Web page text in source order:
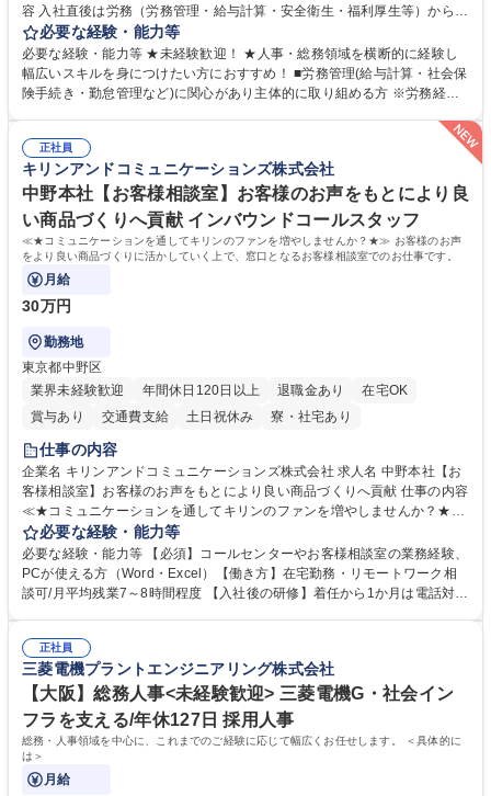
容 入社直後は労務（労務管理・給与計算・安全衛生・福利厚生等）からお
任せいたします。将来は総務・採用・教育業務へ守備範囲を広げ、組織運
営を支えるゼネラリストをめざせます。 ・初期業務：労働時間管理、給与
計算、社会保険対応、福利厚生管理、安全衛生、健康経営推進等をお任せ
します。ご経験に応じて、休職者管理など、幅広く経験を積んでいただき
★メンバーがマンツーマンで丁寧に教えるため、ご経験が浅くても安心！
幅広く経験を積みたい意欲がある方に最適な環境です。 募集職種 【総
務・人事】未経験歓迎/日立グループ/組織運営を支えるゼネラリストを目
指す
必要な経験・能力等
必要な経験・能力等 ★未経験歓迎！ ★人事・総務領域を横断的に経験し
幅広いスキルを身につけたい方におすすめ！ ■労務管理(給与計算・社会保
険手続き・勤怠管理など)に関心があり主体的に取り組める方 ※労務経験
マネジメント職として活躍したい 【尚可】■人事、労務、採用、教育業務
のご経験 ■労務管理（給与計算・社会保険手続き・勤怠管理など）の経験
■衛生管理者の資格をお持ちの方 学歴・資格 学歴：大学院 大学 高専 短大
専修学校 高校 語学力： 資格：
正社員
キリンアンドコミュニケーションズ株式会社
中野本社【お客様相談室】お客様のお声をもとにより良
い商品づくりへ貢献 インバウンドコールスタッフ
≪★コミュニケーションを通してキリンのファンを増やしませんか？★≫ お客様のお声
をより良い商品づくりに活かしていく上で、窓口となるお客様相談室でのお仕事です。
月給
30万円
勤務地
東京都中野区
業界未経験歓迎
年間休日120日以上 退職金あり
在宅OK
賞与あり
交通費支給 土日祝休み 寮・社宅あり
仕事の内容
企業名 キリンアンドコミュニケーションズ株式会社 求人名 中野本社【お
客様相談室】お客様のお声をもとにより良い商品づくりへ貢献 仕事の内容
≪★コミュニケーションを通してキリンのファンを増やしませんか？★≫
お客様のお声をより良い商品づくりに活かしていく上で、窓口となるお客
様相談室でのお仕事です。 日々お客様からいただくキリングループへのご
意見を、企業活動に活かしています。お客様からの声に迅速かつ誠意をも
って対応、情報提供するとともにグループ内活動に反映しています。 【具
平均100件前後■メール・手紙：同上40件前後 募集職種 中野本社【お客様
相談室】お客様のお声をもとにより良い商品づくりへ貢献
必要な経験・能力等
必要な経験・能力等 【必須】コールセンターやお客様相談室の業務経験、
PCが使える方（Word・Excel）【働き方】在宅勤務・リモートワーク相
談可/月平均残業7～8時間程度 【入社後の研修】着任から1か月は電話対応
すのでご安心ください。 【当社について】キリングループの広報機能を担
う会社として、お客様との出会いを大切にし、磨き上げたホスピタリティ
を込めてコミュニケーションをとりながら広報関連業務を行っておりま
す。 学歴・資格 学歴：大学院 大学 高専 短大 専修学校 高校 語学力： 資
格：
正社員
三菱電機プラントエンジニアリング株式会社
【大阪】総務人事<未経験歓迎> 三菱電機G・社会イン
フラを支える/年休127日 採用人事
総務・人事領域を中心に、これまでのご経験に応じて幅広くお任せします。 ＜具体的に
は＞
月給